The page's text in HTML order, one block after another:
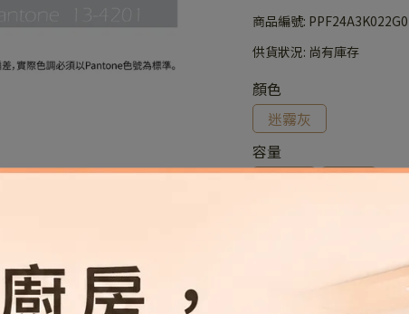
商品編號: PPF24A3K022G0
供貨狀況: 尚有庫存
顏色
迷霧灰
容量
600g
1kg
加入購物車